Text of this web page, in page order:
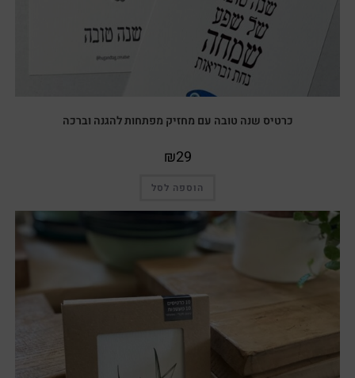
כרטיס שנה טובה עם מחזיק מפתחות להגנה וברכה
₪29
הוספה לסל